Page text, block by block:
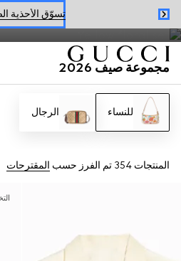
تسوّق الأحذية
حجز موعد
تسوّق الأحذية
نقشة Flora، مثالية للموسم.
مجموعة صيف 2026
للنساء الرجال
المنتجات 354 تم الفرز حسب المقترحات